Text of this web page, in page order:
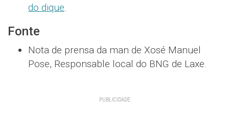
do dique.
Fonte
Nota de prensa da man de Xosé Manuel
Pose, Responsable local do BNG de Laxe.